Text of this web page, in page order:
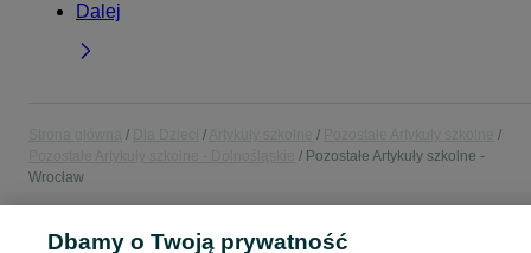
Dalej
Pozostałe Artykuły szkolne -
Wrocław
POLSKA » DOLNOŚLĄSKIE » WROCŁAW
Dbamy o Twoją prywatność